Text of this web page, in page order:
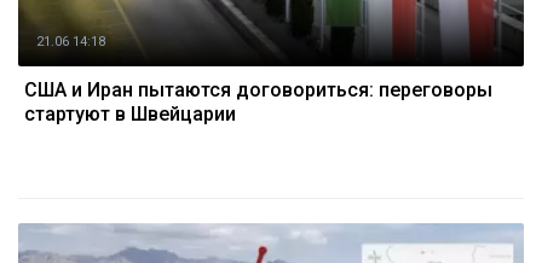
21.06 14:18
США и Иран пытаются договориться: переговоры
стартуют в Швейцарии